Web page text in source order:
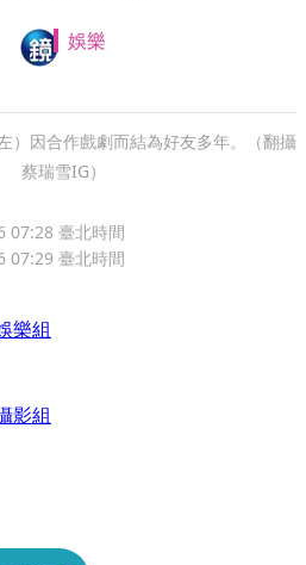
娛樂
）因合作戲劇而結為好友多年。（翻攝
蔡瑞雪IG）
07:28 臺北時間
07:29 臺北時間
樂組
影組